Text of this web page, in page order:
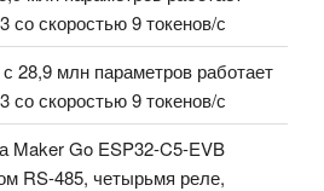
со скоростью 9 токенов/с
28,9 млн параметров работает
со скоростью 9 токенов/с
Maker Go ESP32-C5-EVB
RS-485, четырьмя реле,